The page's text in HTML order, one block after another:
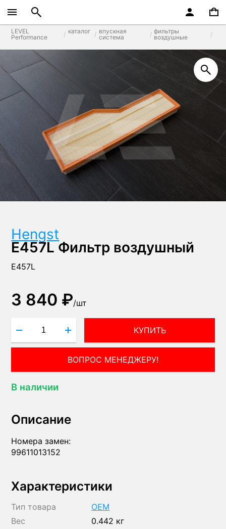
LEVEL
Performance
каталог
впускная
система
фильтры
воздушные
Hengst
E457L Фильтр воздушный
E457L
3 840 ₽/шт
КУПИТЬ
ВОПРОС МЕНЕДЖЕРУ!
В наличии
Описание
Номера замен:
99611013152
Характеристики
Тип товара
OEM
Вес
0.442 кг